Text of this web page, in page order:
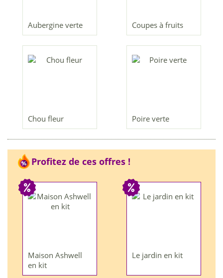
Aubergine verte Coupes à fruits
Chou fleur Poire verte
Profitez de ces offres !
Maison Ashwell
en kit
Le jardin en kit